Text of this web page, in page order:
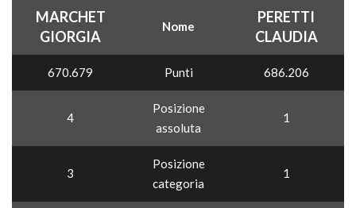
MARCHET
GIORGIA
Nome
PERETTI
CLAUDIA
670.679 Punti 686.206
4
Posizione
assoluta
1
3
Posizione
categoria
1